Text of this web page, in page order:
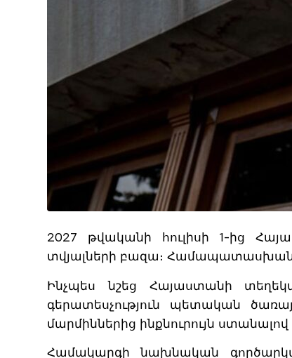
2027 թվականի հուլիսի 1-ից
տվյալների բազա։ Համապատասխան
Ինչպես նշեց Հայաստանի
գերատեսչություն պետական
մարմիններից ինքնուրույն
Համակարգի նախնական